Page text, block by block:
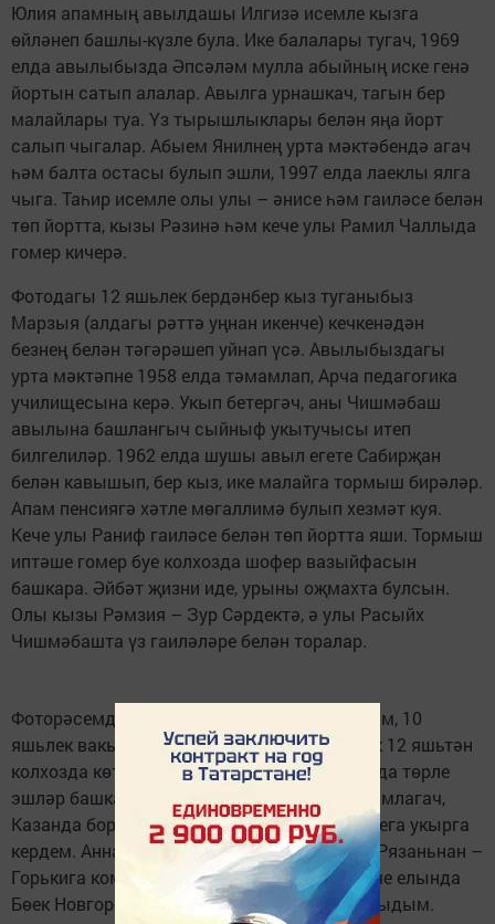
Юлия апамның авылдашы Илгизә исемле кызга
өйләнеп башлы-күзле була. Ике балалары тугач, 1969
елда авылыбызда Әпсәләм мулла абыйның иске генә
йортын сатып алалар. Авылга урнашкач, тагын бер
малайлары туа. Үз тырышлыклары белән яңа йорт
салып чыгалар. Абыем Янилнең урта мәктәбендә агач
һәм балта остасы булып эшли, 1997 елда лаеклы ялга
чыга. Таһир исемле олы улы – әнисе һәм гаиләсе белән
төп йортта, кызы Рәзинә һәм кече улы Рамил Чаллыда
гомер кичерә.
Фотодагы 12 яшьлек бердәнбер кыз туганыбыз
Марзыя (алдагы рәттә уңнан икенче) кечкенәдән
безнең белән тәгәрәшеп уйнап үсә. Авылыбыздагы
урта мәктәпне 1958 елда тәмамлап, Арча педагогика
училищесына керә. Укып бетергәч, аны Чишмәбаш
авылына башлангыч сыйныф укытучысы итеп
билгелиләр. 1962 елда шушы авыл егете Сабирҗан
белән кавышып, бер кыз, ике малайга тормыш бирәләр.
Апам пенсиягә хәтле мөгаллимә булып хезмәт куя.
Кече улы Раниф гаиләсе белән төп йортта яши. Тормыш
иптәше гомер буе колхозда шофер вазыйфасын
башкара. Әйбәт җизни иде, урыны оҗмахта булсын.
Олы кызы Рәмзия – Зур Сәрдектә, ә улы Расыйх
Чишмәбашта үз гаиләләре белән торалар.
Фоторәсемдәге иң кечкенә малай үзем булам, 10
яшьлек вакытым. Мин дә абыйларым кебек 12 яшьтән
колхозда көтү көттем, ат җигеп, каникулларда төрле
эшләр башкардым. 10нчы сыйныфны тәмамлагач,
Казанда бораулаучы әзерли торган училищега укырга
кердем. Аннан Рязаньга эшкә җибәрделәр. Рязаньнан –
Горькига командировкага. Армиянең беренче елында
Бөек Новгород өлкәсендә сержантлыкка укыдым.